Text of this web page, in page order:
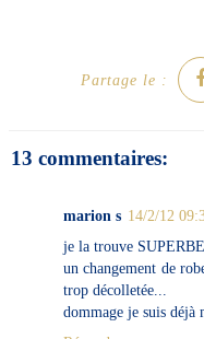
Partage le :
13 commentaires:
marion s 14/2/12
je la trouve
un changement de
trop décolletée...
dommage je suis déjà